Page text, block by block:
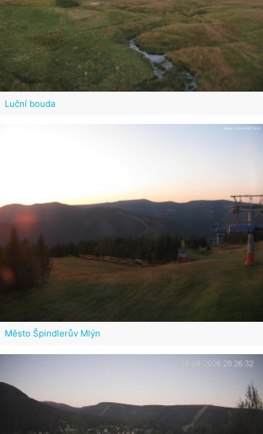
Luční bouda
Město Špindlerův Mlýn